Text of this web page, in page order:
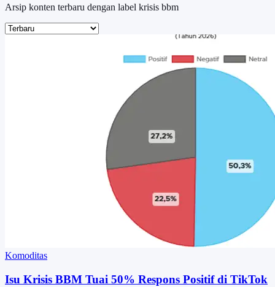
Arsip konten terbaru dengan label krisis bbm
Komoditas
Isu Krisis BBM Tuai 50% Respons Positif di TikTok